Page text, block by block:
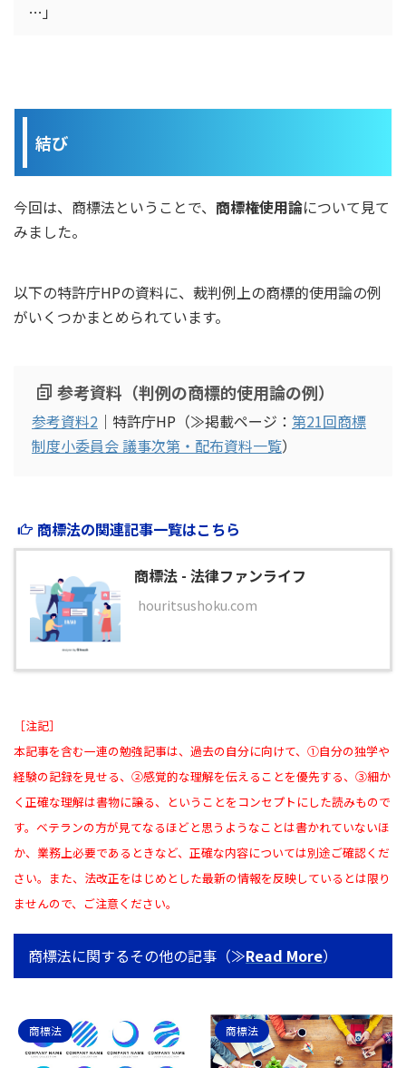
…」
結び
今回は、商標法ということで、 商標権使用論について見て
みました。
以下の特許庁HPの資料に、裁判例上の商標的使用論の例
がいくつかまとめられています。
参考資料（判例の商標的使用論の例）
参考資料2 ｜特許庁HP（≫掲載ページ： 第21回商標
制度小委員会 議事次第・配布資料一覧）
商標法の関連記事一覧はこちら
商標法 - 法律ファンライフ
houritsushoku.com
［注記］
本記事を含む一連の勉強記事は、過去の自分に向けて、①自分の独学や
経験の記録を見せる、②感覚的な理解を伝えることを優先する、③細か
く正確な理解は書物に譲る、ということをコンセプトにした読みもので
す。ベテランの方が見てなるほどと思うようなことは書かれていないほ
か、業務上必要であるときなど、正確な内容については別途ご確認くだ
さい。また、法改正をはじめとした最新の情報を反映しているとは限り
ませんので、ご注意ください。
商標法に関するその他の記事（≫Read More）
商標法 商標法